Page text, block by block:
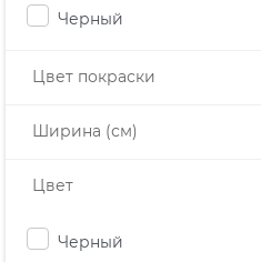
Черный
Цвет покраски
Ширина (см)
Цвет
Черный